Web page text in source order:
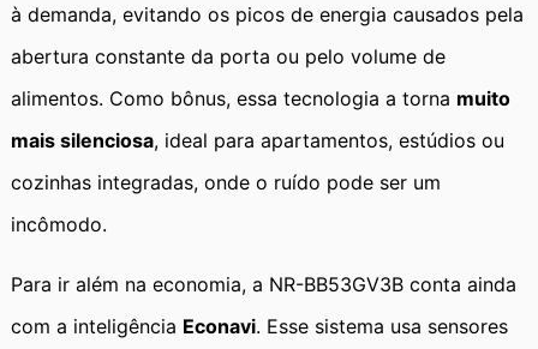
à demanda, evitando os picos de energia causados pela
abertura constante da porta ou pelo volume de
alimentos. Como bônus, essa tecnologia a torna muito
mais silenciosa, ideal para apartamentos, estúdios ou
cozinhas integradas, onde o ruído pode ser um
incômodo.
Para ir além na economia, a NR-BB53GV3B conta ainda
com a inteligência Econavi. Esse sistema usa sensores